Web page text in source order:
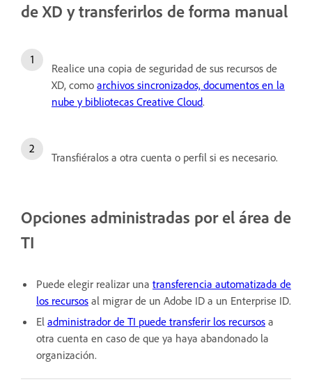
de XD y transferirlos de forma manual
Realice una copia de seguridad de sus recursos de
XD, como archivos sincronizados, documentos en la
nube y bibliotecas Creative Cloud.
Transfiéralos a otra cuenta o perfil si es necesario.
Opciones administradas por el área de
TI
Puede elegir realizar una transferencia automatizada de
los recursos al migrar de un Adobe ID a un Enterprise ID.
El administrador de TI puede transferir los recursos a
otra cuenta en caso de que ya haya abandonado la
organización.